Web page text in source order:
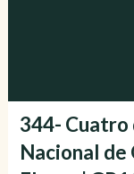
344- Cuatro
Nacional de